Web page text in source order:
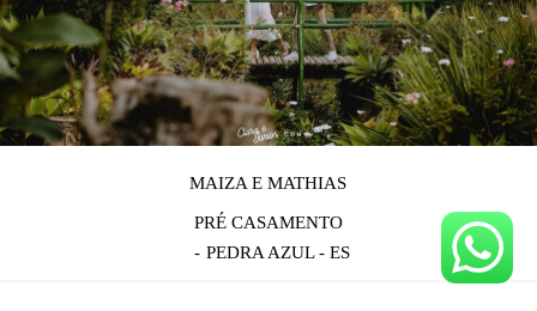
MAIZA E MATHIAS
PRÉ CASAMENTO
PEDRA AZUL - ES